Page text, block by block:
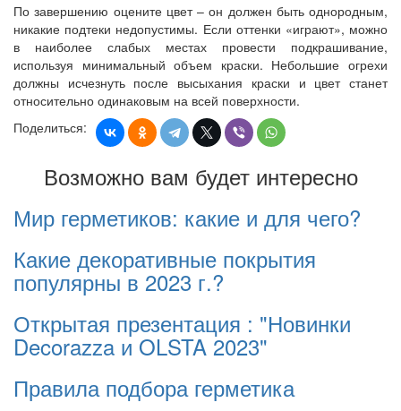
По завершению оцените цвет – он должен быть однородным,
никакие подтеки недопустимы. Если оттенки «играют», можно
в наиболее слабых местах провести подкрашивание,
используя минимальный объем краски. Небольшие огрехи
должны исчезнуть после высыхания краски и цвет станет
относительно одинаковым на всей поверхности.
Поделиться:
Возможно вам будет интересно
Мир герметиков: какие и для чего?
Какие декоративные покрытия
популярны в 2023 г.?
Открытая презентация : "Новинки
Decorazza и OLSTA 2023"
Правила подбора герметика